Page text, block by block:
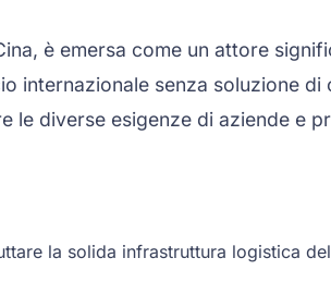
è emersa come un attore
internazionale senza soluzione
le diverse esigenze di aziende e
la solida infrastruttura logistica